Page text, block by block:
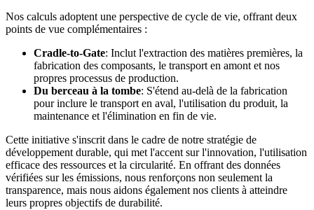
Nos calculs adoptent une perspective de cycle de vie, offrant deux
points de vue complémentaires :
Cradle-to-Gate: Inclut l'extraction des matières premières, la
fabrication des composants, le transport en amont et nos
propres processus de production.
Du berceau à la tombe: S'étend au-delà de la fabrication
pour inclure le transport en aval, l'utilisation du produit, la
maintenance et l'élimination en fin de vie.
Cette initiative s'inscrit dans le cadre de notre stratégie de
développement durable, qui met l'accent sur l'innovation, l'utilisation
efficace des ressources et la circularité. En offrant des données
vérifiées sur les émissions, nous renforçons non seulement la
transparence, mais nous aidons également nos clients à atteindre
leurs propres objectifs de durabilité.